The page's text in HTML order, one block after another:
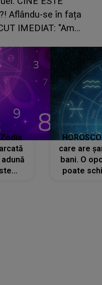
Aflându-se în fața
IMEDIAT: "Am
Zodia
care are
bani. O
poate